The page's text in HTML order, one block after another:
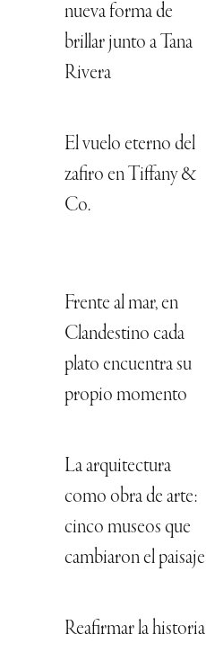
nueva forma de
brillar junto a Tana
Rivera
El vuelo eterno del
zafiro en Tiffany &
Co.
Frente al mar, en
Clandestino cada
plato encuentra su
propio momento
La arquitectura
como obra de arte:
cinco museos que
cambiaron el paisaje
Reafirmar la historia